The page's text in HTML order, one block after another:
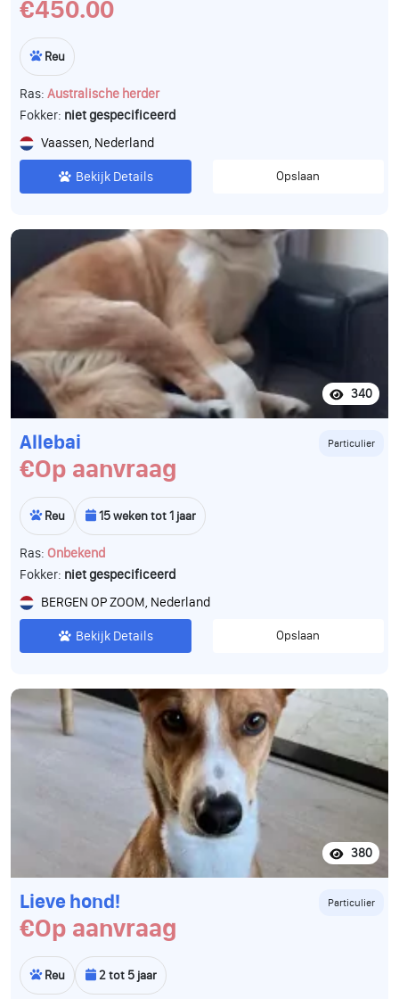
€450.00
Reu
Ras: Australische herder
Fokker: niet gespecificeerd
Vaassen, Nederland
Bekijk Details Opslaan
340
Allebai Particulier
€Op aanvraag
Reu 15 weken tot 1 jaar
Ras: Onbekend
Fokker: niet gespecificeerd
BERGEN OP ZOOM, Nederland
Bekijk Details Opslaan
380
Lieve hond! Particulier
€Op aanvraag
Reu 2 tot 5 jaar